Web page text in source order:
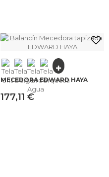
MECEDORA EDWARD HAYA
177,11 €